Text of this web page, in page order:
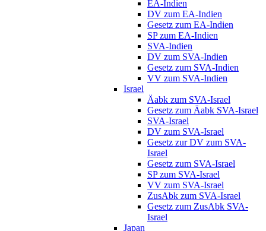
EA-Indien
DV zum EA-Indien
Gesetz zum EA-Indien
SP zum EA-Indien
SVA-Indien
DV zum SVA-Indien
Gesetz zum SVA-Indien
VV zum SVA-Indien
Israel
Äabk zum SVA-Israel
Gesetz zum Äabk SVA-Israel
SVA-Israel
DV zum SVA-Israel
Gesetz zur DV zum SVA-
Israel
Gesetz zum SVA-Israel
SP zum SVA-Israel
VV zum SVA-Israel
ZusAbk zum SVA-Israel
Gesetz zum ZusAbk SVA-
Israel
Japan